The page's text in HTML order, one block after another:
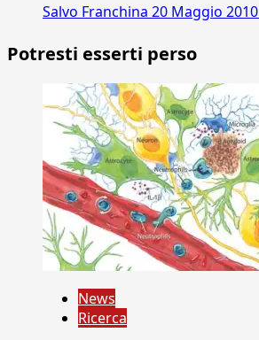
Salvo Franchina 20 Maggio 2010
Potresti esserti perso
News
Ricerca